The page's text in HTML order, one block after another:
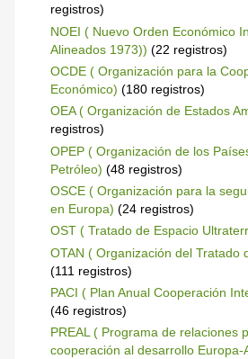
registros)
NOEI ( Nuevo Orden Económico
Alineados 1973)) (22 registros)
OCDE ( Organización para la
Económico) (180 registros)
OEA ( Organización de Estados
registros)
OPEP ( Organización de los
Petróleo) (48 registros)
OSCE ( Organización para la
en Europa) (24 registros)
OST ( Tratado de Espacio
OTAN ( Organización del Tratado
(111 registros)
PACI ( Plan Anual Cooperación
(46 registros)
PREAL ( Programa de relaciones
cooperación al desarrollo Europa-